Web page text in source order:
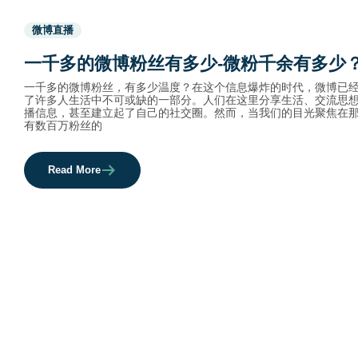
Used
before
category
names.
微博直播
一千多的微博粉丝有多少-微粉千余有多少
一千多的微博粉丝，有多少温度？在这个信息爆炸的时代，微博已
了许多人生活中不可或缺的一部分。人们在这里分享生活、交流思
播信息，甚至建立起了自己的社交圈。然而，当我们的目光聚焦在
有数百万粉丝的
Read More